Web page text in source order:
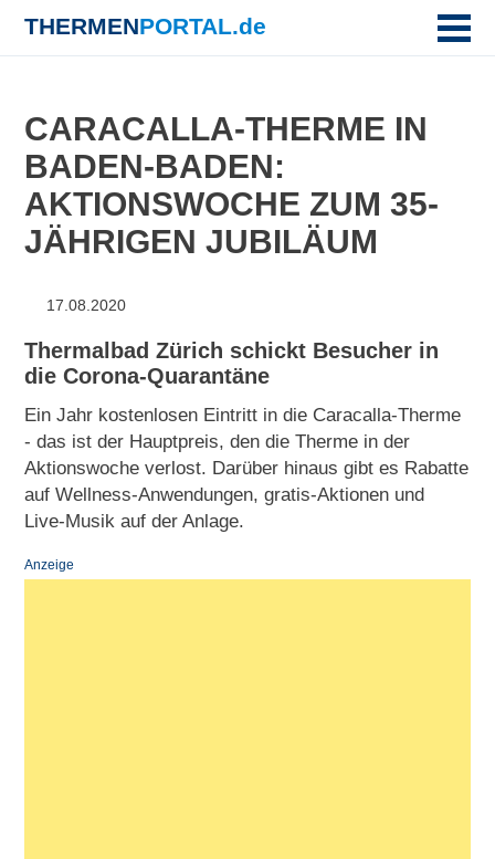
THERMENPORTAL.de
CARACALLA-THERME IN
BADEN-BADEN:
AKTIONSWOCHE ZUM 35-
JÄHRIGEN JUBILÄUM
17.08.2020
Thermalbad Zürich schickt Besucher in
die Corona-Quarantäne
Ein Jahr kostenlosen Eintritt in die Caracalla-Therme
- das ist der Hauptpreis, den die Therme in der
Aktionswoche verlost. Darüber hinaus gibt es Rabatte
auf Wellness-Anwendungen, gratis-Aktionen und
Live-Musik auf der Anlage.
Anzeige